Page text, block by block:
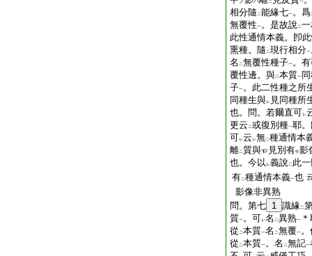
二 一
相分隨 二能緣七一。爲
無覆性一。是故說二
此性通情本義。卽
熏種。隨 二現行相分一
名 二無覆性種子一。
覆性邊。與二本質一
子一。此二性種之所
同種生與レ 見同種所
也。問。若爾直可レ
更云 二或復別種一耶
可レ云 レ無二種通情本
離二質與 見別有中影
也。今以 レ義說二 此
有二種通情本義一也
影像非異熟
問。第七 1 識緣二
質一。可レ名 二異熟一
從 二本質一名 二無覆一
從 二本質一。名 二無記一